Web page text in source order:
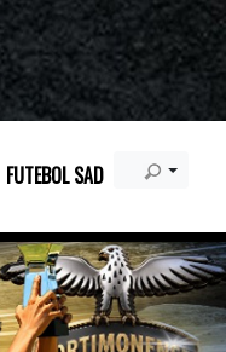
FUTEBOL SAD